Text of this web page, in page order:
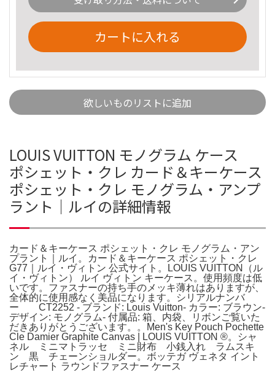
カートに入れる
欲しいものリストに追加
LOUIS VUITTON モノグラム ケース
ポシェット・クレ カード＆キーケース
ポシェット・クレ モノグラム・アンプ
ラント｜ルイの詳細情報
カード＆キーケース ポシェット・クレ モノグラム・アン
プラント｜ルイ。カード＆キーケース ポシェット・クレ
G77｜ルイ・ヴィトン 公式サイト。LOUIS VUITTON（ル
イ・ヴィトン） ルイ ヴィトン キーケース。使用頻度は低
いです。ファスナーの持ち手のメッキ薄れはありますが、
全体的に使用感なく美品になります。シリアルナンバ
ー CT2252 - ブランド: Louis Vuitton- カラー: ブラウン-
デザイン: モノグラム- 付属品: 箱、内袋、リボンご覧いた
だきありがとうございます。。Men's Key Pouch Pochette
Cle Damier Graphite Canvas | LOUIS VUITTON ®。シャ
ネル ミニマトラッセ ミニ財布 小銭入れ ラムスキ
ン 黒 チェーンショルダー。ボッテガ ヴェネタ イント
レチャート ラウンドファスナー ケース